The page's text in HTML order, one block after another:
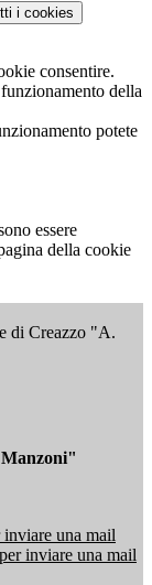
i cookies
consentire.
della
potete
essere
della cookie
di Creazzo "A.
una mail
inviare una mail